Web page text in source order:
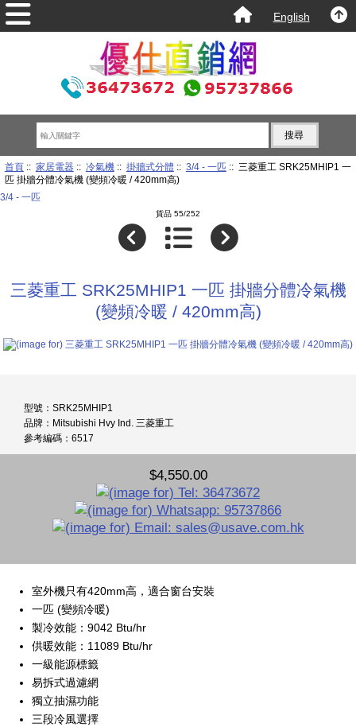
English
首頁:: 家居電器:: 冷氣機:: 掛牆式分體 :: 3/4 - 一匹:: 三菱重工 SRK25MHIP1 一
匹 掛牆分體冷氣機 (變頻冷暖 / 420mm高)
3/4 - 一匹
貨品 55/252
三菱重工 SRK25MHIP1 一匹 掛牆分體冷氣機
(變頻冷暖 / 420mm高)
型號：SRK25MHIP1
品牌：Mitsubishi Hvy Ind. 三菱重工
參考編碼：6517
$4,550.00
室外機只有420mm高，適合窗台安裝
一匹 (變頻冷暖)
製冷效能：9042 Btu/hr
供暖效能：11089 Btu/hr
一級能源標籤
易拆式過濾網
獨立抽濕功能
三段冷風選擇